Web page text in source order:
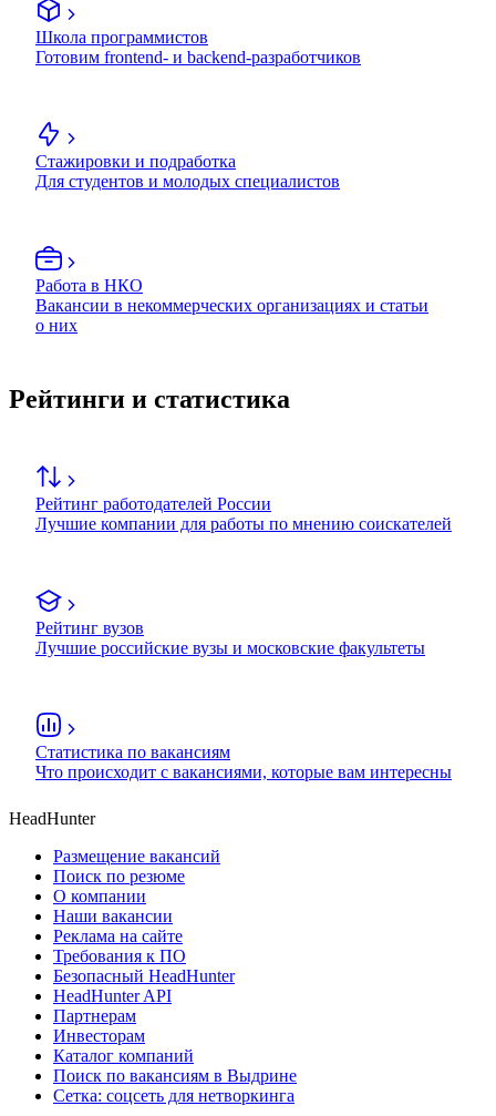
Школа программистов
Готовим frontend- и backend-разработчиков
Стажировки и подработка
Для студентов и молодых специалистов
Работа в НКО
Вакансии в некоммерческих организациях и статьи
о них
Рейтинги и статистика
Рейтинг работодателей России
Лучшие компании для работы по мнению соискателей
Рейтинг вузов
Лучшие российские вузы и московские факультеты
Статистика по вакансиям
Что происходит с вакансиями, которые вам интересны
HeadHunter
Размещение вакансий
Поиск по резюме
О компании
Наши вакансии
Реклама на сайте
Требования к ПО
Безопасный HeadHunter
HeadHunter API
Партнерам
Инвесторам
Каталог компаний
Поиск по вакансиям в Выдрине
Сетка: соцсеть для нетворкинга